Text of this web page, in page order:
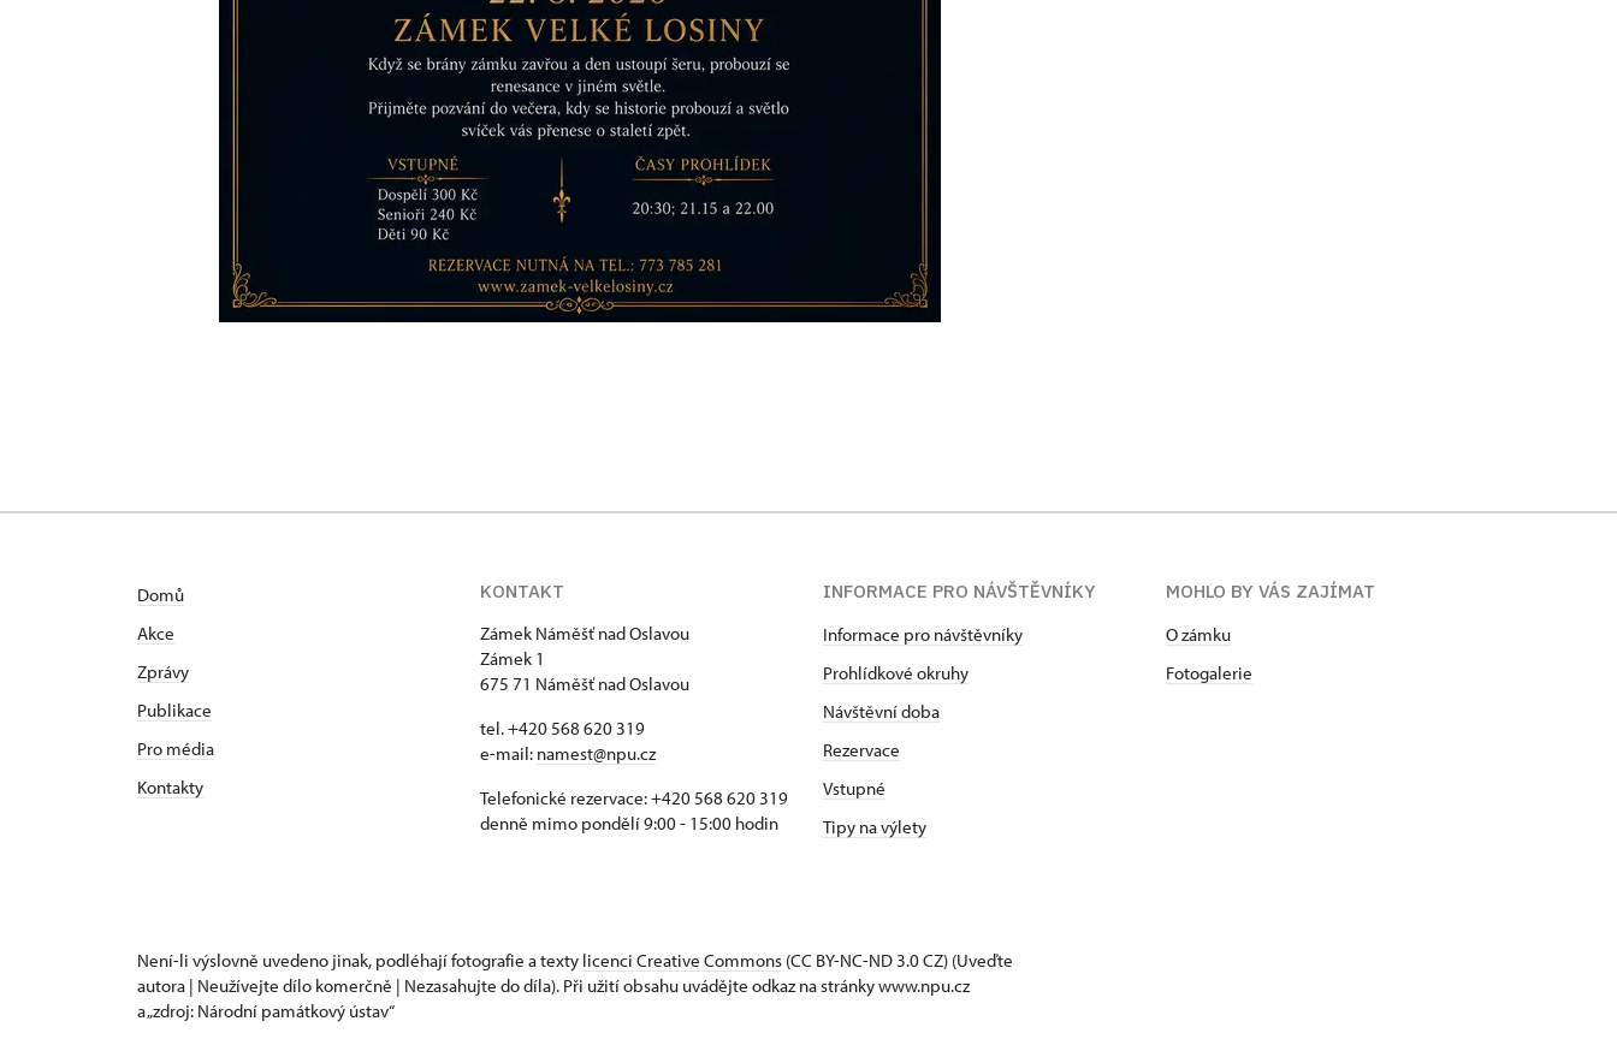
Domů
Akce
Zprávy
Publikace
Pro média
Kontakty
KONTAKT
Zámek Náměšť nad Oslavou
Zámek 1
675 71 Náměšť nad Oslavou
tel. +420 568 620 319
e-mail: namest@npu.cz
Telefonické rezervace: +420 568 620 319
denně mimo pondělí 9:00 - 15:00 hodin
INFORMACE PRO NÁVŠTĚVNÍKY
Informace pro návštěvníky
Prohlídkové okruhy
Návštěvní doba
Rezervace
Vstupné
Tipy na výlety
MOHLO BY VÁS ZAJÍMAT
O zámku
Fotogalerie
Není-li výslovně uvedeno jinak, podléhají fotografie a texty licenci Creative Commons (CC BY-NC-ND 3.0 CZ) (Uveďte
autora | Neužívejte dílo komerčně | Nezasahujte do díla). Při užití obsahu uvádějte odkaz na stránky www.npu.cz
a „zdroj: Národní památkový ústav“